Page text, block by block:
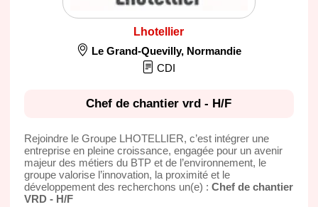
Lhotellier
Le Grand-Quevilly, Normandie
CDI
Chef de chantier vrd - H/F
Rejoindre le Groupe LHOTELLIER, c’est intégrer une
entreprise en pleine croissance, engagée pour un avenir
majeur des métiers du BTP et de l’environnement, le
groupe valorise l’innovation, la proximité et le
développement des recherchons un(e) : Chef de chantier
VRD - H/F